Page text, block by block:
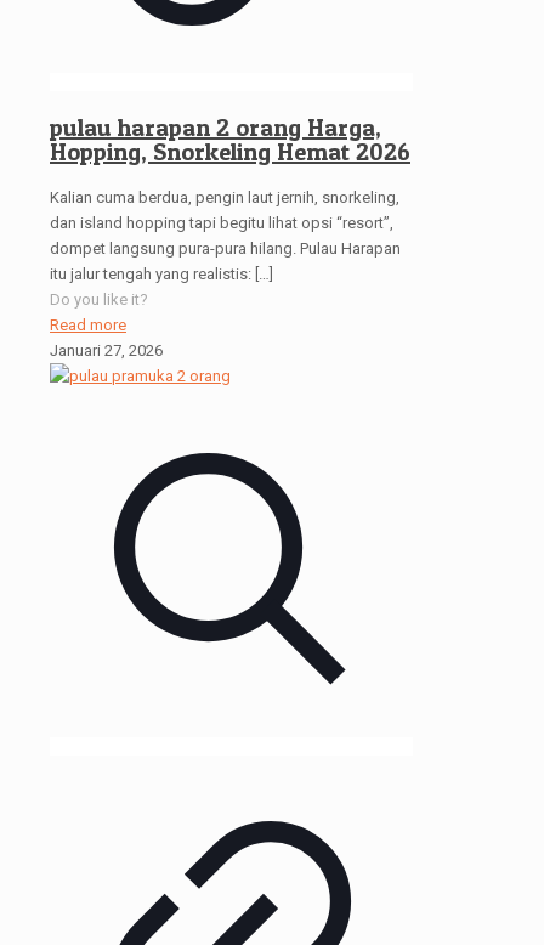
pulau harapan 2 orang Harga,
Hopping, Snorkeling Hemat 2026
Kalian cuma berdua, pengin laut jernih, snorkeling,
dan island hopping tapi begitu lihat opsi “resort”,
dompet langsung pura-pura hilang. Pulau Harapan
itu jalur tengah yang realistis: […]
Do you like it?
Read more
Januari 27, 2026